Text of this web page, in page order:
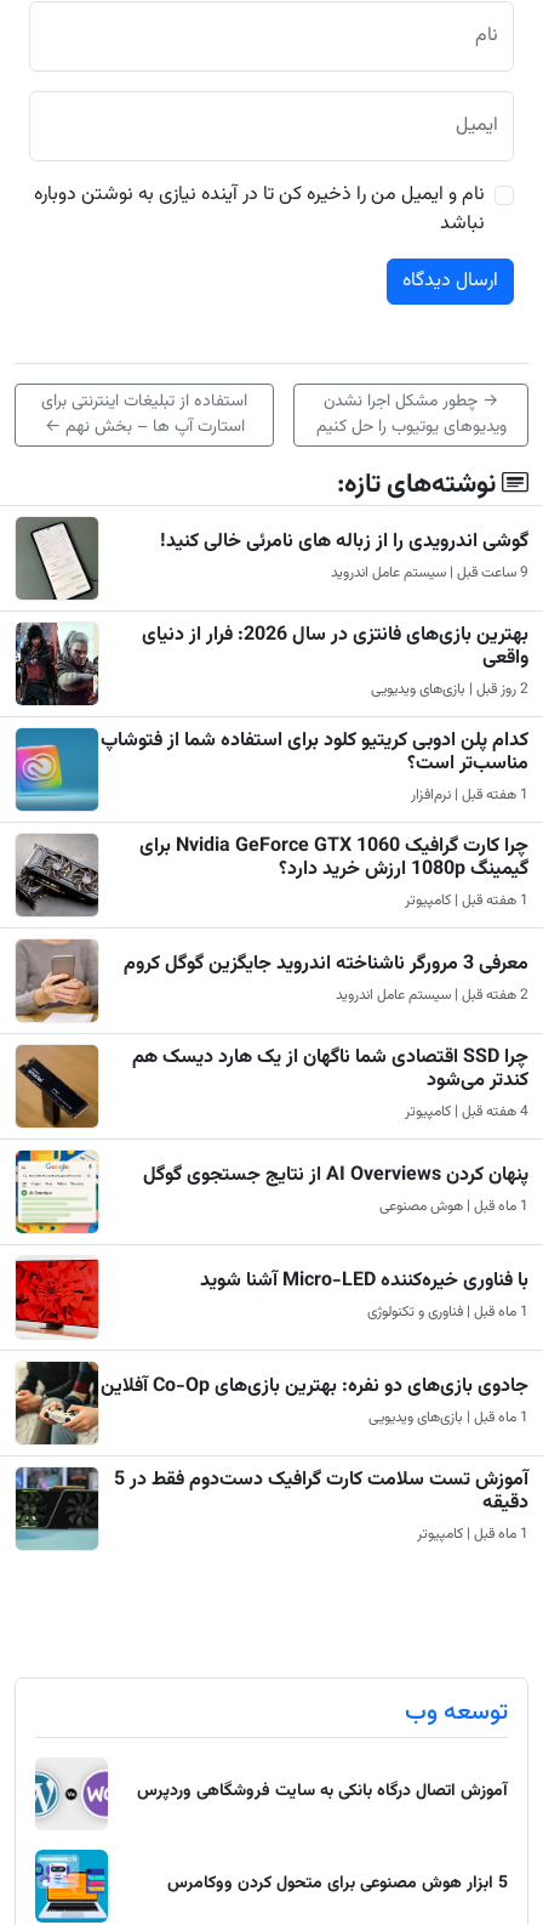
نام
ایمیل
نام و ایمیل من را ذخیره کن تا در آینده نیازی به نوشتن دوباره
نباشد
→ چطور مشکل اجرا نشدن
ویدیوهای یوتیوب را حل کنیم
استفاده از تبلیغات اینترنتی برای
استارت آپ ها – بخش نهم ←
نوشته‌های تازه:
گوشی اندرویدی را از زباله های نامرئی خالی کنید!
9 ساعت قبل | سیستم عامل اندروید
بهترین بازی‌های فانتزی در سال 2026: فرار از دنیای
واقعی
2 روز قبل | بازی‌های ویدیویی
کدام پلن ادوبی کریتیو کلود برای استفاده شما از فتوشاپ
مناسب‌تر است؟
1 هفته قبل | نرم‌افزار
چرا کارت گرافیک Nvidia GeForce GTX 1060 برای
گیمینگ 1080p ارزش خرید دارد؟
1 هفته قبل | کامپیوتر
معرفی 3 مرورگر ناشناخته اندروید جایگزین گوگل کروم
2 هفته قبل | سیستم عامل اندروید
چرا SSD اقتصادی شما ناگهان از یک هارد دیسک هم
کندتر می‌شود
4 هفته قبل | کامپیوتر
پنهان کردن AI Overviews از نتایج جستجوی گوگل
1 ماه قبل | هوش مصنوعی
با فناوری خیره‌کننده Micro-LED آشنا شوید
1 ماه قبل | فناوری و تکنولوژی
جادوی بازی‌های دو نفره: بهترین بازی‌های Co-Op آفلاین
1 ماه قبل | بازی‌های ویدیویی
آموزش تست سلامت کارت گرافیک دست‌دوم فقط در 5
دقیقه
1 ماه قبل | کامپیوتر
توسعه وب
آموزش اتصال درگاه بانکی به سایت فروشگاهی وردپرس
5 ابزار هوش مصنوعی برای متحول کردن ووکامرس